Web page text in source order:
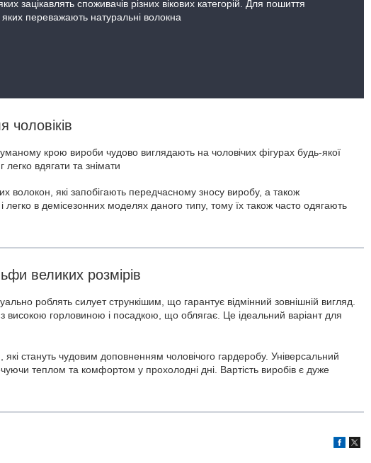
зацікавлять споживачів різних вікових категорій. Для пошиття
яких переважають натуральні волокна
чоловіків
крою вироби чудово виглядають на чоловічих фігурах будь-якої
легко вдягати та знімати
волокон, які запобігають передчасному зносу виробу, а також
в демісезонних моделях даного типу, тому їх також часто одягають
великих розмірів
роблять силует стрункішим, що гарантує відмінний зовнішній вигляд.
горловиною і посадкою, що облягає. Це ідеальний варіант для
стануть чудовим доповненням чоловічого гардеробу. Універсальний
теплом та комфортом у прохолодні дні. Вартість виробів є дуже